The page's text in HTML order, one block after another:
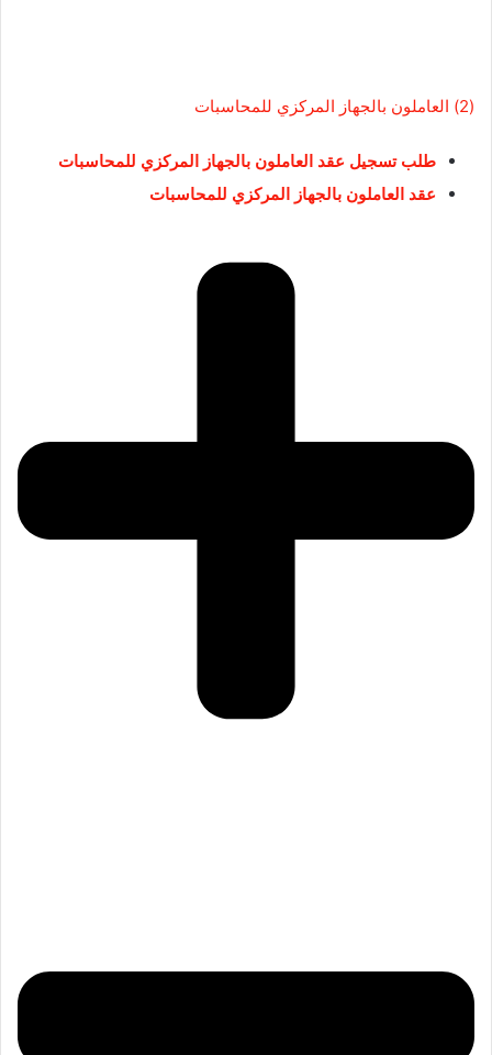
(2) العاملون بالجهاز المركزي للمحاسبات
طلب تسجيل عقد العاملون بالجهاز المركزي للمحاسبات
عقد العاملون بالجهاز المركزي للمحاسبات